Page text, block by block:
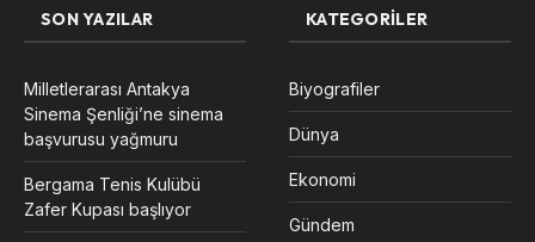
SON YAZILAR
Milletlerarası Antakya
Sinema Şenliği’ne sinema
başvurusu yağmuru
Bergama Tenis Kulübü
Zafer Kupası başlıyor
KATEGORILER
Biyografiler
Dünya
Ekonomi
Gündem